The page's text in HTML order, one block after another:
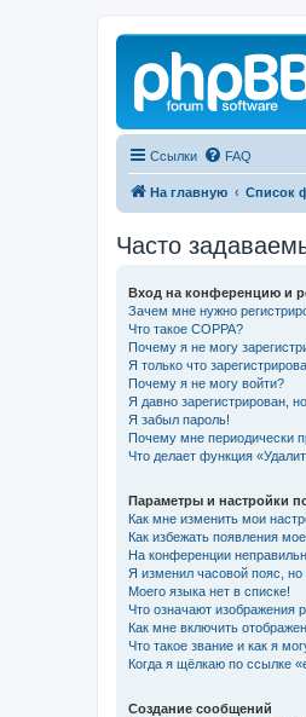
Ссылки FAQ
На главную Список
Часто
Вход на конференцию и
Зачем мне нужно
Что такое COPPA?
Почему я не могу
Я только что
Почему я не могу войти?
Я давно зарегистрирован,
Я забыл пароль!
Почему мне периодически
Что делает функция
Параметры и настройки
Как мне изменить мои
Как избежать появления
На конференции
Я изменил часовой пояс,
Моего языка нет в списке!
Что означают изображения
Как мне включить
Что такое звание и как я
Когда я щёлкаю по ссылке
Создание сообщений